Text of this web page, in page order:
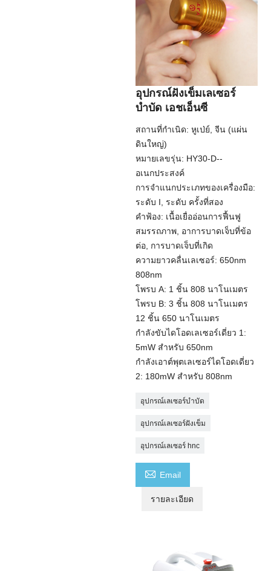
อุปกรณ์ฝังเข็มเลเซอร์
บำบัด เอชเอ็นซี
สถานที่กำเนิด: หูเป่ย์, จีน (แผ่น
ดินใหญ่)
หมายเลขรุ่น: HY30-D--
อเนกประสงค์
การจำแนกประเภทของเครื่องมือ:
ระดับ I, ระดับ ครั้งที่สอง
คำฟ้อง: เนื้อเยื่ออ่อนการฟื้นฟู
สมรรถภาพ, อาการบาดเจ็บที่ข้อ
ต่อ, การบาดเจ็บที่เกิด
ความยาวคลื่นเลเซอร์: 650nm
808nm
โพรบ A: 1 ชิ้น 808 นาโนเมตร
โพรบ B: 3 ชิ้น 808 นาโนเมตร
12 ชิ้น 650 นาโนเมตร
กำลังขับไดโอดเลเซอร์เดี่ยว 1:
5mW สำหรับ 650nm
กำลังเอาต์พุตเลเซอร์ไดโอดเดี่ยว
2: 180mW สำหรับ 808nm
อุปกรณ์เลเซอร์บำบัด
อุปกรณ์เลเซอร์ฝังเข็ม
อุปกรณ์เลเซอร์ hnc
 Email
รายละเอียด